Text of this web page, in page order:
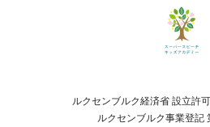
ルクセンブルク経済省 設立許
ルクセンブルク事業登記